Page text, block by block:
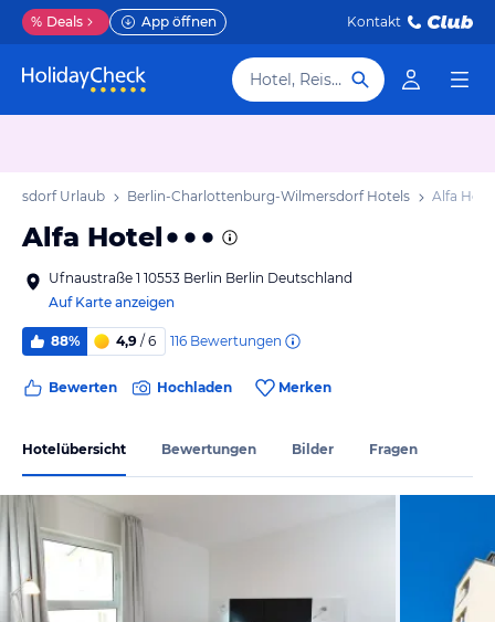
% Deals App öffnen Kontakt
Hotel, Reiseziel
Urlaub Berlin-Charlottenburg-Wilmersdorf Hotels Alfa
Alfa Hotel
Ufnaustraße 1 10553 Berlin Berlin Deutschland
Auf Karte anzeigen
88% 4,9 / 6 116 Bewertungen
Bewerten Hochladen Merken
Hotelübersicht Bewertungen Bilder Fragen